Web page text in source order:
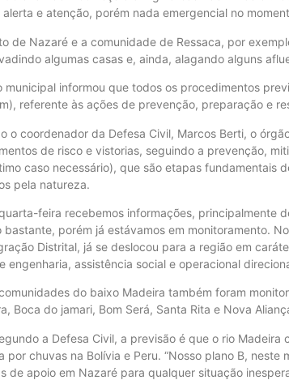
alerta e atenção, porém nada emergencial no
de Nazaré e a comunidade de Ressaca, por
algumas casas e, ainda, alagando alguns
municipal informou que todos os procedimentos
referente às ações de prevenção, preparação e
o coordenador da Defesa Civil, Marcos Berti, o
de risco e vistorias, seguindo a prevenção,
caso necessário), que são etapas fundamentais
pela natureza.
feira recebemos informações, principalmente
bastante, porém já estávamos em monitoramento.
Distrital, já se deslocou para a região em
engenharia, assistência social e operacional
do baixo Madeira também foram
Boca do jamari, Bom Será, Santa Rita e Nova
a Defesa Civil, a previsão é que o rio Madeira
por chuvas na Bolívia e Peru. “Nosso plano B,
de apoio em Nazaré para qualquer situação